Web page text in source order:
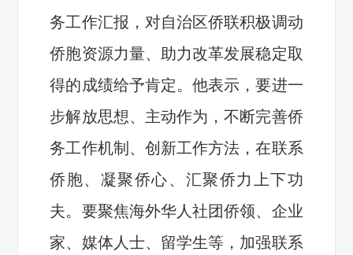
务工作汇报，对自治区侨联积极调动
侨胞资源力量、助力改革发展稳定取
得的成绩给予肯定。他表示，要进一
步解放思想、主动作为，不断完善侨
务工作机制、创新工作方法，在联系
侨胞、凝聚侨心、汇聚侨力上下功
夫。要聚焦海外华人社团侨领、企业
家、媒体人士、留学生等，加强联系